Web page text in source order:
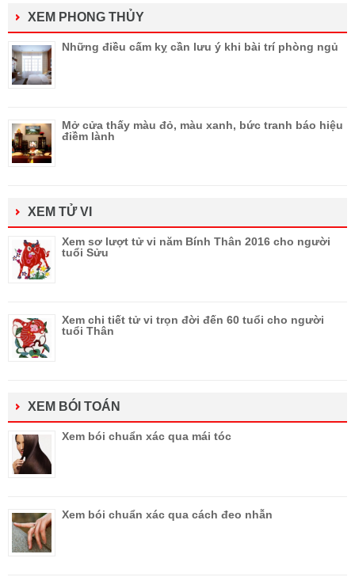
XEM PHONG THỦY
Những điều cấm kỵ cần lưu ý khi bài trí phòng ngủ
Mở cửa thấy màu đỏ, màu xanh, bức tranh báo hiệu
điềm lành
XEM TỬ VI
Xem sơ lượt tử vi năm Bính Thân 2016 cho người
tuổi Sửu
Xem chi tiết tử vi trọn đời đến 60 tuổi cho người
tuổi Thân
XEM BÓI TOÁN
Xem bói chuẩn xác qua mái tóc
Xem bói chuẩn xác qua cách đeo nhẫn